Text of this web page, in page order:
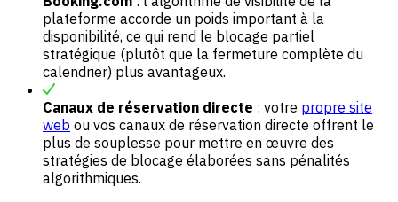
plateforme accorde un poids important à la
disponibilité, ce qui rend le blocage partiel
stratégique (plutôt que la fermeture complète du
calendrier) plus avantageux.
Canaux de réservation directe : votre propre site
web ou vos canaux de réservation directe offrent le
plus de souplesse pour mettre en œuvre des
stratégies de blocage élaborées sans pénalités
algorithmiques.